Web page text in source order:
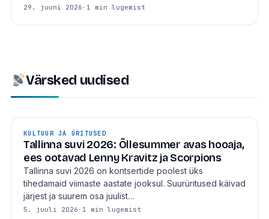
29. juuni 2026 · 1 min lugemist
Värsked uudised
KULTUUR JA ÜRITUSED
Tallinna suvi 2026: Õllesummer avas hooaja,
ees ootavad Lenny Kravitz ja Scorpions
Tallinna suvi 2026 on kontsertide poolest üks
tihedamaid viimaste aastate jooksul. Suurüritused käivad
järjest ja suurem osa juulist…
5. juuli 2026 · 1 min lugemist